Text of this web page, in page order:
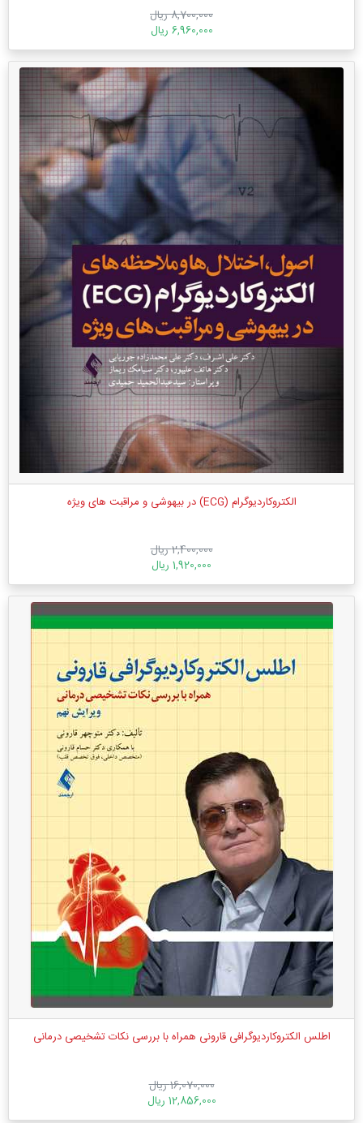
8,700,000 ریال
6,960,000 ریال
الکتروکاردیوگرام (ECG) در بیهوشی و مراقبت های ویژه
2,400,000 ریال
1,920,000 ریال
اطلس الكتروكاردیوگرافی قارونی همراه با بررسی نکات تشخیصی درمانی
16,070,000 ریال
12,856,000 ریال